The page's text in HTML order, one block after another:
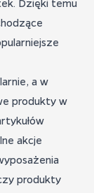
a w
produkty w
akcje
produkty